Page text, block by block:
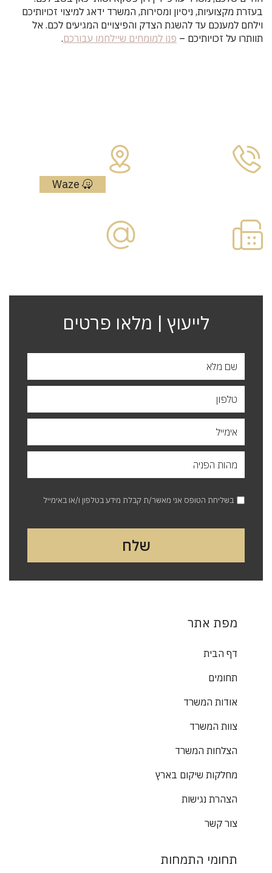
בעזרת מקצועיות, ניסיון ומסירות, המשרד ידאג למיצוי זכויותיכם
וילחם למענכם עד להשגת הצדק והפיצויים המגיעים לכם. אל
תוותרו על זכויותיכם – פנו למומחים שיילחמו עבורכם.
לייעוץ | מלאו פרטים
בשליחת הטופס אני מאשר/ת קבלת מידע בטלפון ו/או באימייל
מפת אתר
דף הבית
תחומים
אודות המשרד
צוות המשרד
הצלחות המשרד
מחלקות שיקום בארץ
הצהרת נגישות
צור קשר
תחומי התמחות